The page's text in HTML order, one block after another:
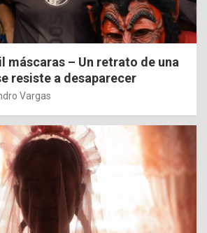
máscaras – Un retrato de una
resiste a desaparecer
Vargas